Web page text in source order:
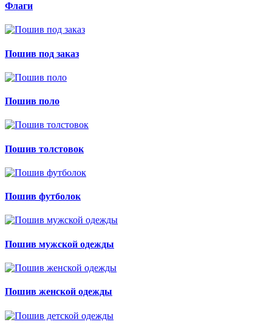
Флаги
Пошив под заказ
Пошив поло
Пошив толстовок
Пошив футболок
Пошив мужской одежды
Пошив женской одежды